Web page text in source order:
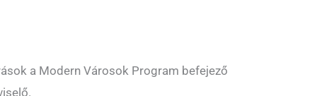
a Modern Városok Program befejező